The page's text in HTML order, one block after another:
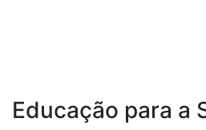
Educação para a